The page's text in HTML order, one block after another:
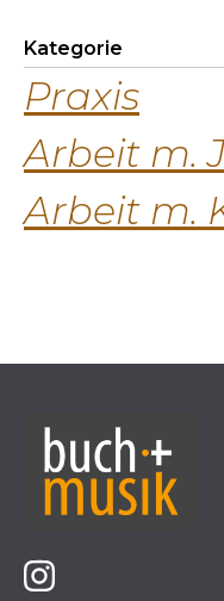
Kategorie
Praxis
Arbeit m.
Arbeit m.